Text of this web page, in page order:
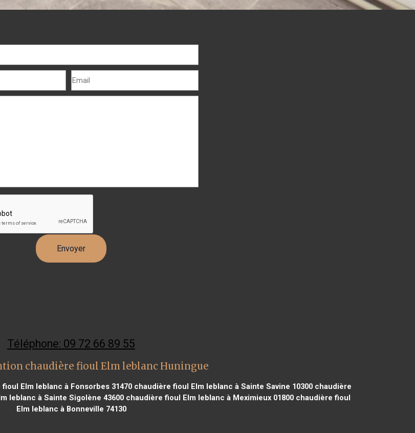
Téléphone: 09 72 66 89 55
chaudière fioul Elm leblanc Huningue
Elm leblanc à Fonsorbes 31470 chaudière fioul Elm leblanc à Sainte Savine 10300 chaudière
leblanc à Sainte Sigolène 43600 chaudière fioul Elm leblanc à Meximieux 01800 chaudière fioul
Elm leblanc à Bonneville 74130